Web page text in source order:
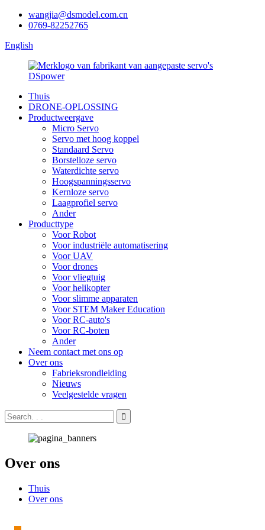
wangjia@dsmodel.com.cn
0769-82252765
English
Thuis
DRONE-OPLOSSING
Productweergave
Micro Servo
Servo met hoog koppel
Standaard Servo
Borstelloze servo
Waterdichte servo
Hoogspanningsservo
Kernloze servo
Laagprofiel servo
Ander
Producttype
Voor Robot
Voor industriële automatisering
Voor UAV
Voor drones
Voor vliegtuig
Voor helikopter
Voor slimme apparaten
Voor STEM Maker Education
Voor RC-auto's
Voor RC-boten
Ander
Neem contact met ons op
Over ons
Fabrieksrondleiding
Nieuws
Veelgestelde vragen
Over ons
Thuis
Over ons